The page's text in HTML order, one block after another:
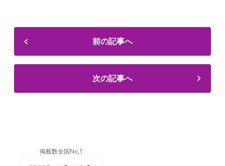
前の記事へ
次の記事へ
掲載数全国No,1